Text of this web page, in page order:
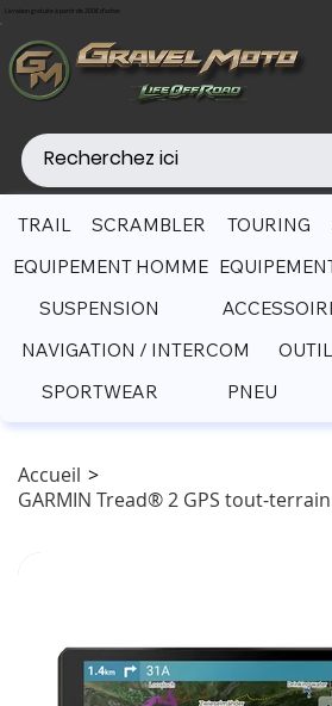
Livraison gratuite à partir de 200€ d'achat
Accueil >
GARMIN Tread® 2 GPS tout-
TRAIL SCRAMBLER TOURING
EQUIPEMENT HOMME
SUSPENSION
NAVIGATION / INTERCOM
SPORTWEAR
PNEU